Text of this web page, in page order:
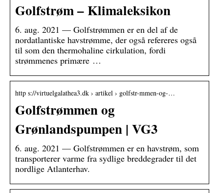
Golfstrøm – Klimaleksikon
6. aug. 2021 — Golfstrømmen er en del af de
nordatlantiske havstrømme, der også refereres også
til som den thermohaline cirkulation, fordi
strømmenes primære …
http s://virtuelgalathea3.dk › artikel › golfstr-mmen-og-…
Golfstrømmen og
Grønlandspumpen | VG3
6. aug. 2021 — Golfstrømmen er en havstrøm, som
transporterer varme fra sydlige breddegrader til det
nordlige Atlanterhav.